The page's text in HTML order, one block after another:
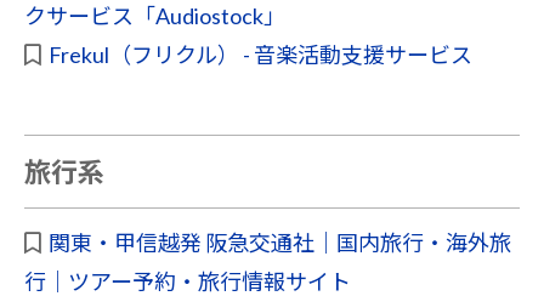
クサービス「Audiostock」
Frekul（フリクル） - 音楽活動支援サービス
旅行系
関東・甲信越発 阪急交通社｜国内旅行・海外旅
行｜ツアー予約・旅行情報サイト